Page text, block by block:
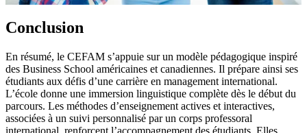
Conclusion
En résumé, le CEFAM s’appuie sur un modèle pédagogique inspiré
des Business School américaines et canadiennes. Il prépare ainsi ses
étudiants aux défis d’une carrière en management international.
L’école donne une immersion linguistique complète dès le début du
parcours. Les méthodes d’enseignement actives et interactives,
associées à un suivi personnalisé par un corps professoral
international, renforcent l’accompagnement des étudiants. Elles